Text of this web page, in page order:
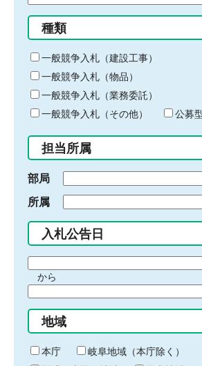
る
キ
ー
ワ
ー
ド
入
力
種類
一般競争入札（建設工事）
一般競争入札（物品）
一般競争入札（業務委託）
一般競争入札（その他）
公募
担当所属
部局
所属
入札公告日
間
始
り
から
間
終
わ
地域
本庁
岐阜地域（本庁除く）